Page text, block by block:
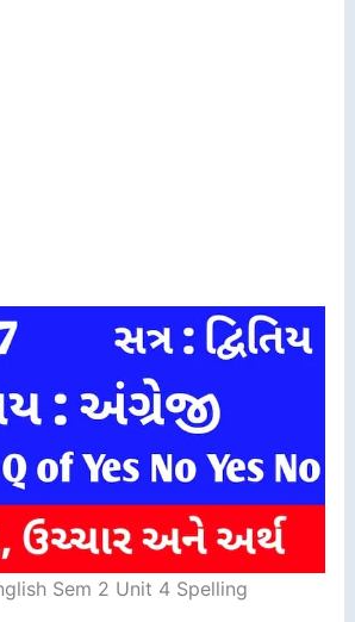
Sem 2 Unit 4 Spelling